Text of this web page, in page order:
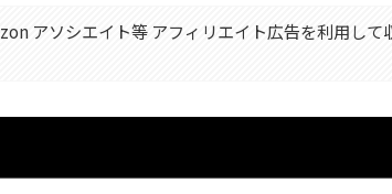
アソシエイト等 アフィリエイト広告を利用して